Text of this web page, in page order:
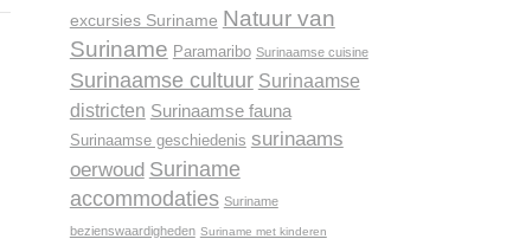
excursies Suriname Natuur van
Suriname Paramaribo Surinaamse cuisine
Surinaamse cultuur Surinaamse
districten Surinaamse fauna
Surinaamse geschiedenis surinaams
oerwoud Suriname
accommodaties Suriname
bezienswaardigheden Suriname met kinderen